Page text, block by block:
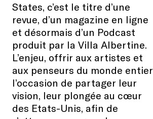
States, c’est le titre d’une
revue, d’un magazine en ligne
et désormais d’un Podcast
produit par la Villa Albertine.
L’enjeu, offrir aux artistes et
aux penseurs du monde entier
l’occasion de partager leur
vision, leur plongée au cœur
des Etats-Unis, afin de